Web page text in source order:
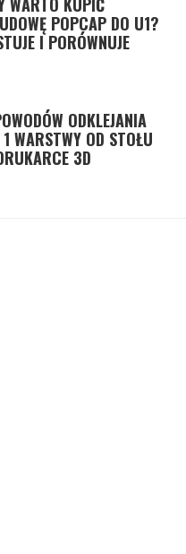
POPCAP DO U1?
I PORÓWNUJE
ODKLEJANIA
1 WARSTWY OD STOŁU
3D